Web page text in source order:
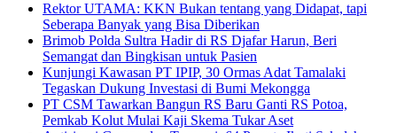
Rektor UTAMA: KKN Bukan tentang yang Didapat, tapi
Seberapa Banyak yang Bisa Diberikan
Brimob Polda Sultra Hadir di RS Djafar Harun, Beri
Semangat dan Bingkisan untuk Pasien
Kunjungi Kawasan PT IPIP, 30 Ormas Adat Tamalaki
Tegaskan Dukung Investasi di Bumi Mekongga
PT CSM Tawarkan Bangun RS Baru Ganti RS Potoa,
Pemkab Kolut Mulai Kaji Skema Tukar Aset